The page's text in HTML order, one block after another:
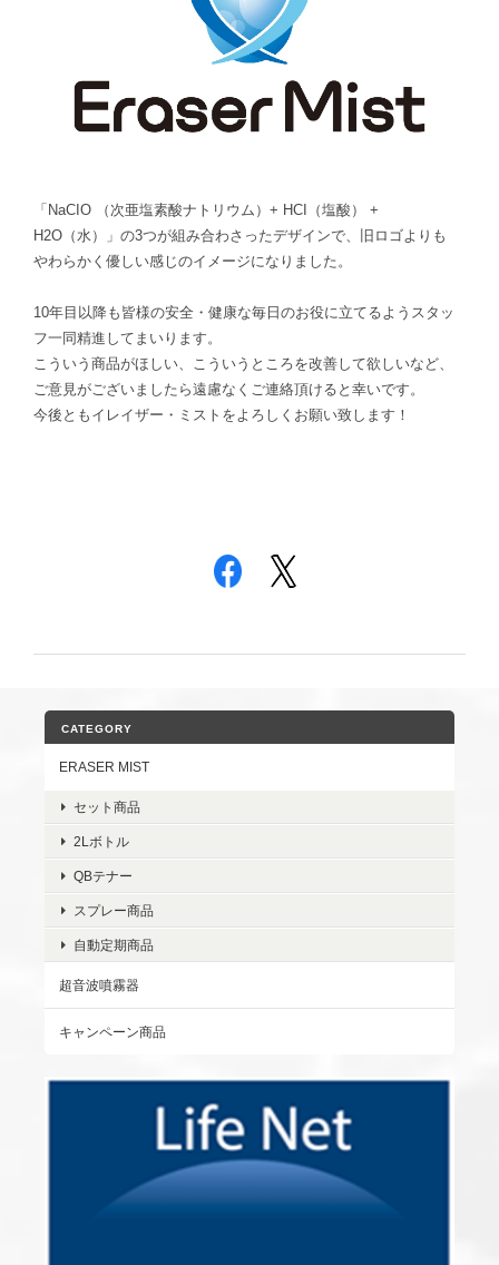
「NaCIO （次亜塩素酸ナトリウム）+ HCI（塩酸） +
H2O（水）」の3つが組み合わさったデザインで、旧ロゴよりも
やわらかく優しい感じのイメージになりました。
10年目以降も皆様の安全・健康な毎日のお役に立てるようスタッ
フ一同精進してまいります。
こういう商品がほしい、こういうところを改善して欲しいなど、
ご意見がございましたら遠慮なくご連絡頂けると幸いです。
今後ともイレイザー・ミストをよろしくお願い致します！
CATEGORY
ERASER MIST
セット商品
2Lボトル
QBテナー
スプレー商品
自動定期商品
超音波噴霧器
キャンペーン商品